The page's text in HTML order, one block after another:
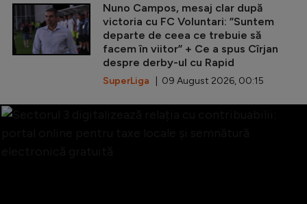
Nuno Campos, mesaj clar după
victoria cu FC Voluntari: ”Suntem
departe de ceea ce trebuie să
facem în viitor” + Ce a spus Cîrjan
despre derby-ul cu Rapid
SuperLiga | 09 August 2026, 00:15